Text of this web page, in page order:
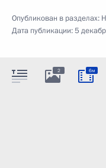
Опубликован в разделах:
Дата публикации:5
2 6м